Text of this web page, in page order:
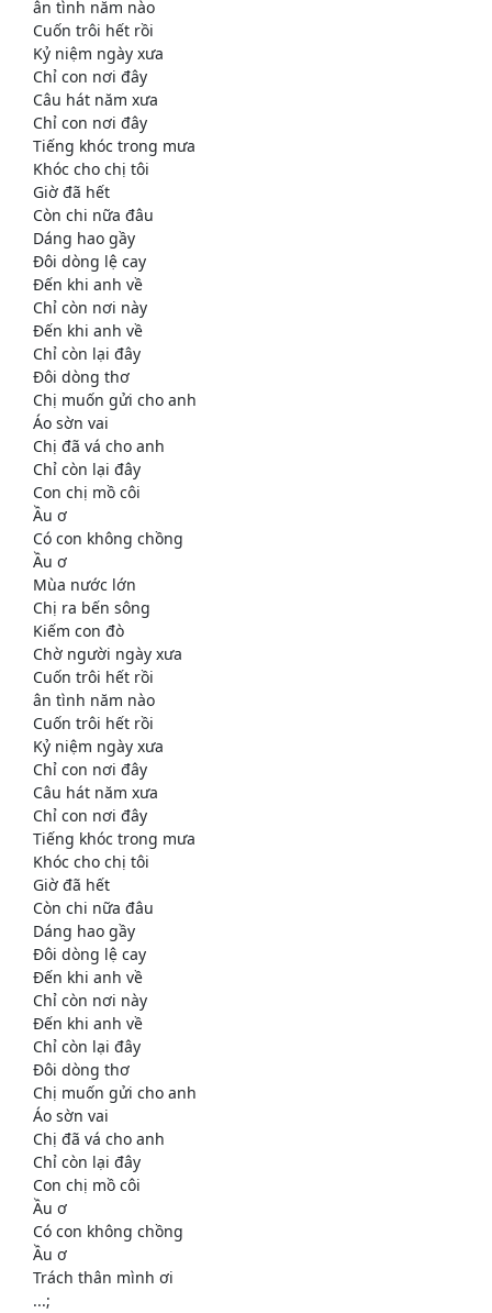
ân tình năm nào
Cuốn trôi hết rồi
Kỷ niệm ngày xưa
Chỉ con nơi đây
Câu hát năm xưa
Chỉ con nơi đây
Tiếng khóc trong mưa
Khóc cho chị tôi
Giờ đã hết
Còn chi nữa đâu
Dáng hao gầy
Đôi dòng lệ cay
Đến khi anh về
Chỉ còn nơi này
Đến khi anh về
Chỉ còn lại đây
Đôi dòng thơ
Chị muốn gửi cho anh
Áo sờn vai
Chị đã vá cho anh
Chỉ còn lại đây
Con chị mồ côi
Ầu ơ
Có con không chồng
Ầu ơ
Mùa nước lớn
Chị ra bến sông
Kiếm con đò
Chờ người ngày xưa
Cuốn trôi hết rồi
ân tình năm nào
Cuốn trôi hết rồi
Kỷ niệm ngày xưa
Chỉ con nơi đây
Câu hát năm xưa
Chỉ con nơi đây
Tiếng khóc trong mưa
Khóc cho chị tôi
Giờ đã hết
Còn chi nữa đâu
Dáng hao gầy
Đôi dòng lệ cay
Đến khi anh về
Chỉ còn nơi này
Đến khi anh về
Chỉ còn lại đây
Đôi dòng thơ
Chị muốn gửi cho anh
Áo sờn vai
Chị đã vá cho anh
Chỉ còn lại đây
Con chị mồ côi
Ầu ơ
Có con không chồng
Ầu ơ
Trách thân mình ơi
...;